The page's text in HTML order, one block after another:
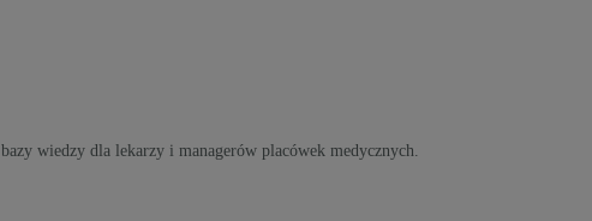
wiedzy dla lekarzy i managerów placówek medycznych.